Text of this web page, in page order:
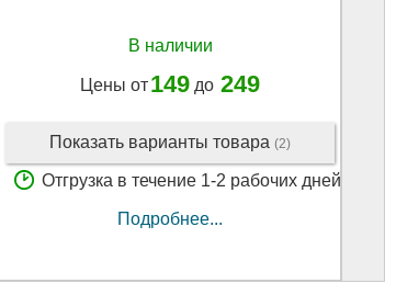
В наличии
Цены от149 до 249
Показать варианты товара (2)
Отгрузка в течение 1-2 рабочих дней
Подробнее...